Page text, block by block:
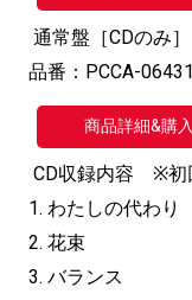
通常盤［CDのみ］
品番：PCCA-
商品詳細&購入
CD収録内容 ※初
1. わたしの代わり
2. 花束
3. バランス